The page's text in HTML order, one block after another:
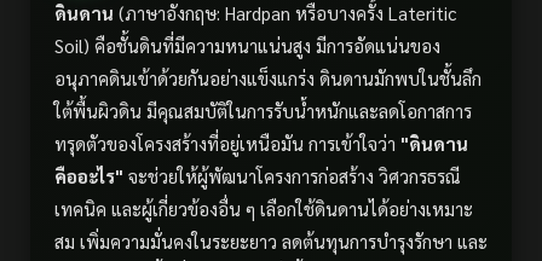
ดินดาน (ภาษาอังกฤษ: Hardpan หรือบางครั้ง Lateritic
Soil) คือชั้นดินที่มีความหนาแน่นสูง มีการอัดแน่นของ
อนุภาคดินเข้าด้วยกันอย่างแข็งแกร่ง ดินดานมักพบในชั้นลึก
ใต้พื้นผิวดิน มีคุณสมบัติในการรับน้ำหนักและลดโอกาสการ
ทรุดตัวของโครงสร้างที่อยู่เหนือมัน การเข้าใจว่า "ดินดาน
คืออะไร" จะช่วยให้ผู้พัฒนาโครงการก่อสร้าง วิศวกรธรณี
เทคนิค และผู้เกี่ยวข้องอื่น ๆ เลือกใช้ดินดานได้อย่างเหมาะ
สม เพิ่มความมั่นคงในระยะยาว ลดต้นทุนการบำรุงรักษา และ